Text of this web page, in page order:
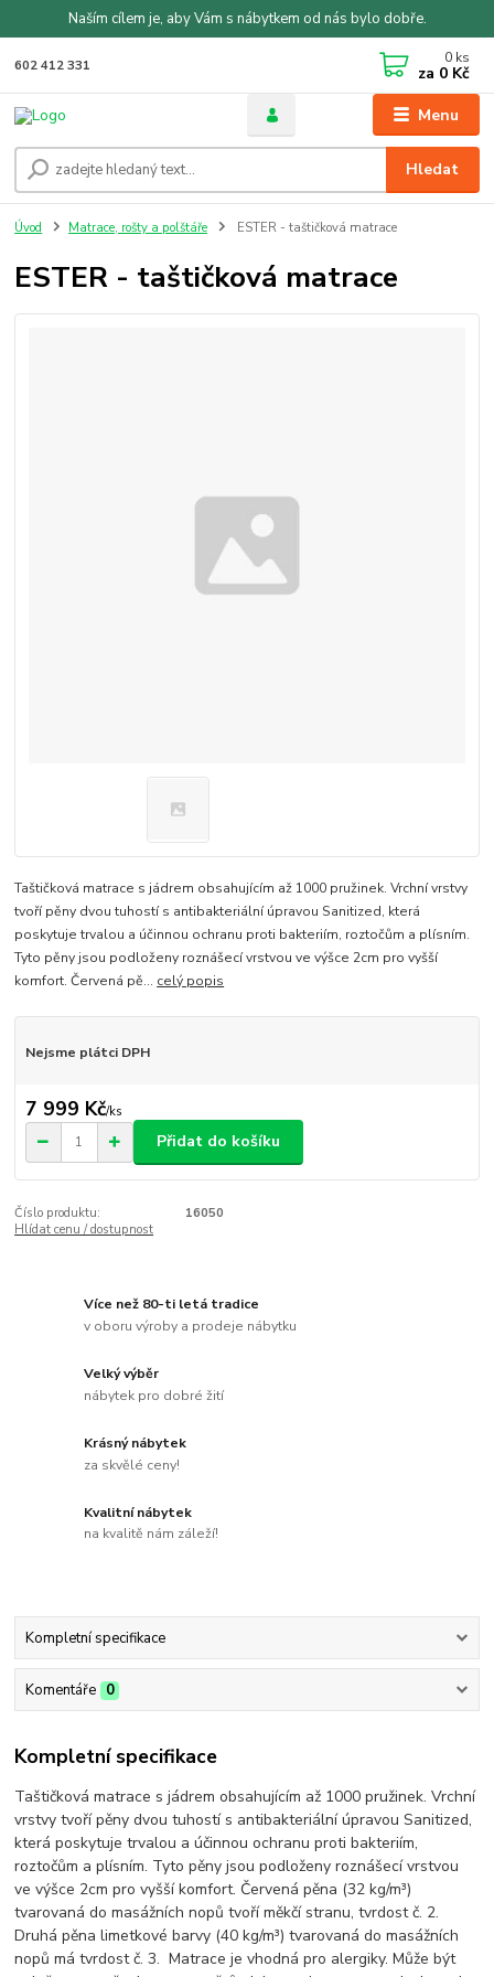
Naším cílem je, aby Vám s nábytkem od nás bylo dobře.
Menu
Hledat
602 412 331 0 ks
za 0 Kč
Úvod Matrace, rošty a polštáře ESTER - taštičková matrace
ESTER - taštičková matrace
Taštičková matrace s jádrem obsahujícím až 1000 pružinek. Vrchní vrstvy
tvoří pěny dvou tuhostí s antibakteriální úpravou Sanitized, která
poskytuje trvalou a účinnou ochranu proti bakteriím, roztočům a plísním.
Tyto pěny jsou podloženy roznášecí vrstvou ve výšce 2cm pro vyšší
komfort. Červená pě... celý popis
Nejsme plátci DPH
7 999 Kč/ks
Přidat do košíku
Číslo produktu:
16050
Hlídat cenu / dostupnost
Více než 80-ti letá tradice
v oboru výroby a prodeje nábytku
Velký výběr
nábytek pro dobré žití
Krásný nábytek
za skvělé ceny!
Kvalitní nábytek
na kvalitě nám záleží!
Kompletní specifikace
Komentáře 0
Kompletní specifikace
Taštičková matrace s jádrem obsahujícím až 1000 pružinek. Vrchní
vrstvy tvoří pěny dvou tuhostí s antibakteriální úpravou Sanitized,
která poskytuje trvalou a účinnou ochranu proti bakteriím,
roztočům a plísním. Tyto pěny jsou podloženy roznášecí vrstvou
ve výšce 2cm pro vyšší komfort. Červená pěna (32 kg/m³)
tvarovaná do masážních nopů tvoří měkčí stranu, tvrdost č. 2.
Druhá pěna limetkové barvy (40 kg/m³) tvarovaná do masážních
nopů má tvrdost č. 3. Matrace je vhodná pro alergiky. Může být